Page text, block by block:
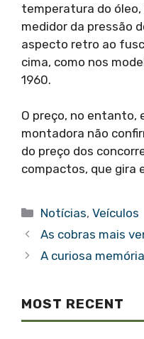
temperatura do
medidor da pressão
aspecto retro ao
cima, como nos
1960.
O preço, no entanto,
montadora não
do preço dos
compactos, que gira
Categorias
Notícias,Veículos
As cobras mais
A curiosa
MOST RECENT